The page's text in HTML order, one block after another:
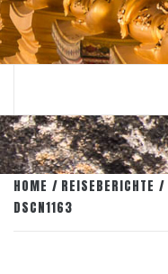
HOME REISEBERICHTE
DSCN1163